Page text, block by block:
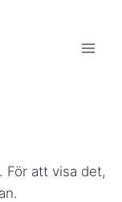
För att visa det,